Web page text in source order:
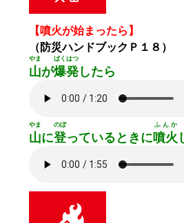
【噴火が始まったら】
（防災ハンドブックＰ１８）
山
やま
が爆発
ばくはつ
したら
山
やま
に登
のぼ
っているときに噴火
ふんか